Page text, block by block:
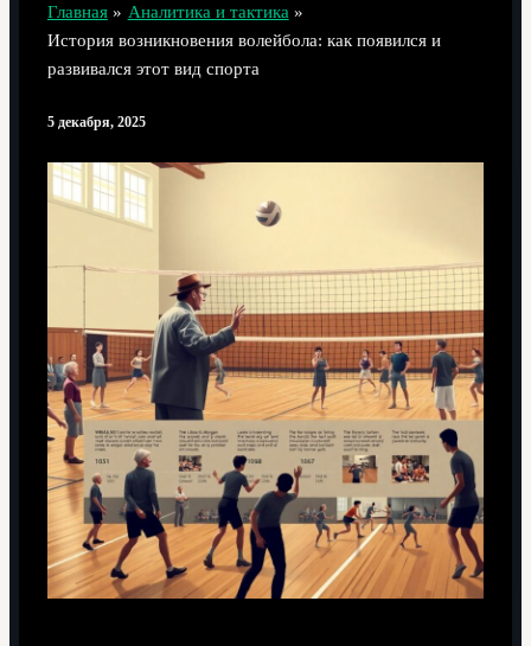
Главная
Аналитика и тактика
История возникновения волейбола: как появился и
развивался этот вид спорта
5 декабря, 2025